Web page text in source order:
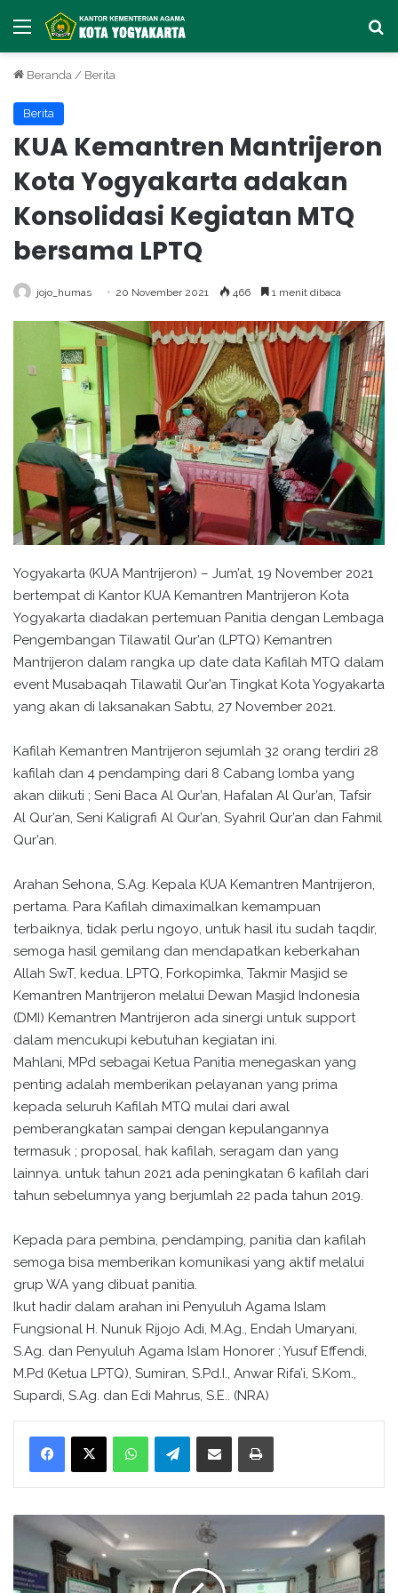
Menu
Beranda / Berita
Berita
KUA Kemantren Mantrijeron
Kota Yogyakarta adakan
Konsolidasi Kegiatan MTQ
bersama LPTQ
jojo_humas 20 November 2021 466 1 menit dibaca
Yogyakarta (KUA Mantrijeron) – Jum’at, 19 November 2021
bertempat di Kantor KUA Kemantren Mantrijeron Kota
Yogyakarta diadakan pertemuan Panitia dengan Lembaga
Pengembangan Tilawatil Qur’an (LPTQ) Kemantren
Mantrijeron dalam rangka up date data Kafilah MTQ dalam
event Musabaqah Tilawatil Qur’an Tingkat Kota Yogyakarta
yang akan di laksanakan Sabtu, 27 November 2021.
Kafilah Kemantren Mantrijeron sejumlah 32 orang terdiri 28
kafilah dan 4 pendamping dari 8 Cabang lomba yang
akan diikuti ; Seni Baca Al Qur’an, Hafalan Al Qur’an, Tafsir
Al Qur’an, Seni Kaligrafi Al Qur’an, Syahril Qur’an dan Fahmil
Qur’an.
Arahan Sehona, S.Ag. Kepala KUA Kemantren Mantrijeron,
pertama. Para Kafilah dimaximalkan kemampuan
terbaiknya, tidak perlu ngoyo, untuk hasil itu sudah taqdir,
semoga hasil gemilang dan mendapatkan keberkahan
Allah SwT, kedua. LPTQ, Forkopimka, Takmir Masjid se
Kemantren Mantrijeron melalui Dewan Masjid Indonesia
(DMI) Kemantren Mantrijeron ada sinergi untuk support
dalam mencukupi kebutuhan kegiatan ini.
Mahlani, MPd sebagai Ketua Panitia menegaskan yang
penting adalah memberikan pelayanan yang prima
kepada seluruh Kafilah MTQ mulai dari awal
pemberangkatan sampai dengan kepulangannya
termasuk ; proposal, hak kafilah, seragam dan yang
lainnya. untuk tahun 2021 ada peningkatan 6 kafilah dari
tahun sebelumnya yang berjumlah 22 pada tahun 2019.
Kepada para pembina, pendamping, panitia dan kafilah
semoga bisa memberikan komunikasi yang aktif melalui
grup WA yang dibuat panitia.
Ikut hadir dalam arahan ini Penyuluh Agama Islam
Fungsional H. Nunuk Rijojo Adi, M.Ag., Endah Umaryani,
S.Ag. dan Penyuluh Agama Islam Honorer ; Yusuf Effendi,
M.Pd (Ketua LPTQ), Sumiran, S.Pd.I., Anwar Rifa’i, S.Kom.,
Supardi, S.Ag. dan Edi Mahrus, S.E.. (NRA)
WhatsApp Telegram
n
d